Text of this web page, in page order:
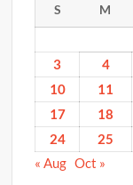
S M
3
4
10
11
17
18
24
25
« Aug Oct »